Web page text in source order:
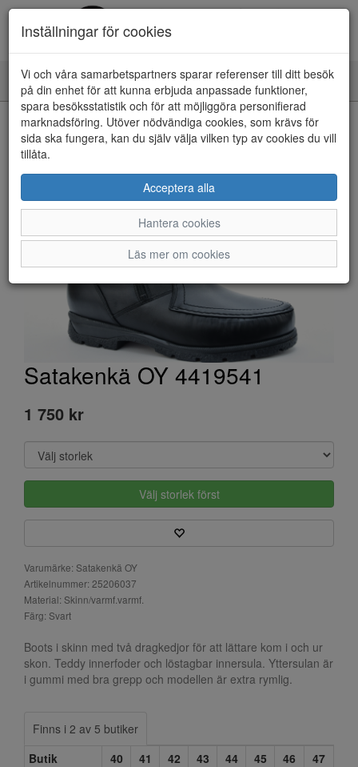
Toggle
navigation
HEM
Satakenkä OY 4419541
1 750 kr
Välj storlek först
Varumärke: Satakenkä OY
Artikelnummer: 25206037
Material: Skinn/varmf.varmf.
Färg: Svart
Boots i skinn med två dragkedjor för att lättare kom i och ur
skon. Teddy innerfoder och löstagbar innersula. Yttersulan är
i gummi med bra grepp och modellen är extra rymlig.
Finns i 2 av 5 butiker
Butik
40 41 42 43 44 45 46
47
Inställningar för cookies
Vi och våra samarbetspartners sparar referenser till ditt besök
på din enhet för att kunna erbjuda anpassade funktioner,
spara besöksstatistik och för att möjliggöra personifierad
marknadsföring. Utöver nödvändiga cookies, som krävs för
sida ska fungera, kan du själv välja vilken typ av cookies du vill
tillåta.
Acceptera alla
Hantera cookies
Läs mer om cookies